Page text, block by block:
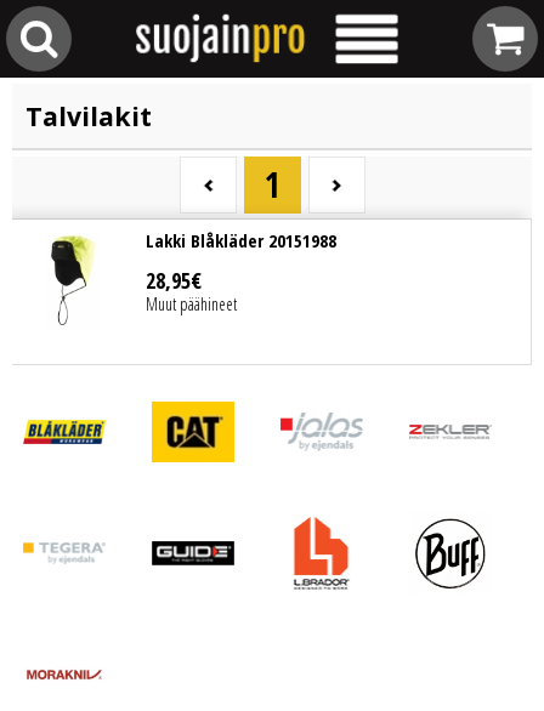
Talvilakit
1
Lakki Blåkläder 20151988
28,95€
Muut päähineet